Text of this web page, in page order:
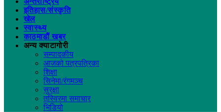
इतिहास/संस्कृति
खेल
स्वास्थ्य
काठमाडौं खबर
अन्य क्याटागोरी
सम्पादकीय
आजको पत्रपत्रिका
शिक्षा
सिनेमा/रंगमञ्च
सुरक्षा
तस्विरमा समाचार
भिडियो